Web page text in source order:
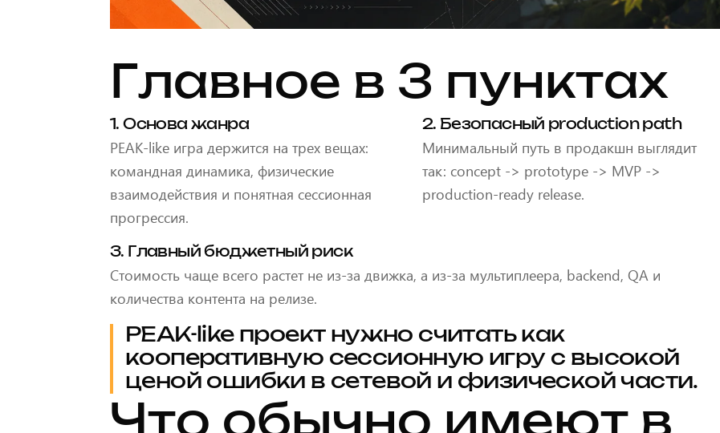
Главное в 3 пунктах
1. Основа жанра
PEAK-like игра держится на трех вещах:
командная динамика, физические
взаимодействия и понятная сессионная
прогрессия.
2. Безопасный production path
Минимальный путь в продакшн выглядит
так: concept -> prototype -> MVP ->
production-ready release.
3. Главный бюджетный риск
Стоимость чаще всего растет не из-за движка, а из-за мультиплеера, backend, QA и
количества контента на релизе.
PEAK-like проект нужно считать как
кооперативную сессионную игру с высокой
ценой ошибки в сетевой и физической части.
Что обычно имеют в